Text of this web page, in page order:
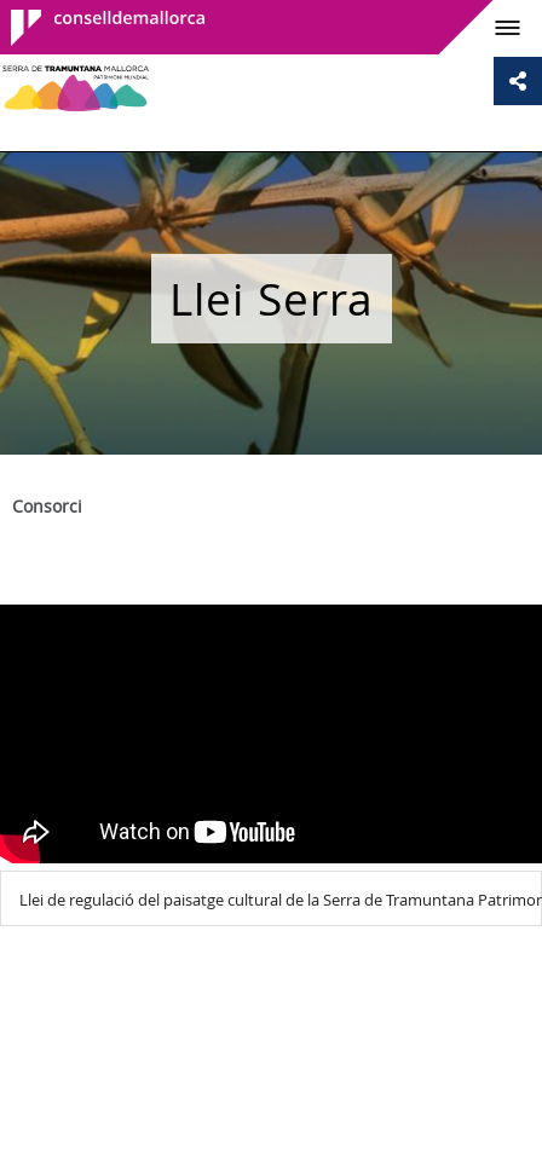
Consell de
Mallorca
Llei Serra
Consorci
Llei de regulació del paisatge cultural de la Serra de Tramuntana